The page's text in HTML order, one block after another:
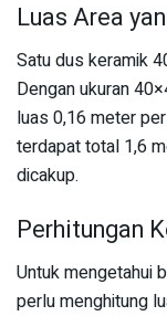
Luas Area
Satu dus keramik
Dengan ukuran
luas 0,16 meter
terdapat total 1,6
dicakup.
Perhitungan
Untuk mengetahui
perlu menghitung